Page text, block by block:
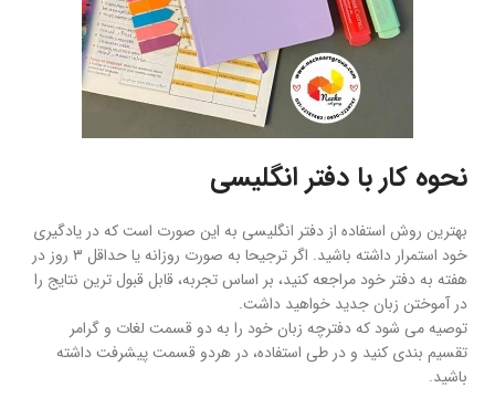
نحوه کار با دفتر انگلیسی
بهترین روش استفاده از دفتر انگلیسی به این صورت است که در یادگیری
خود استمرار داشته باشید. اگر ترجیحا به صورت روزانه یا حداقل ۳ روز در
هفته به دفتر خود مراجعه کنید، بر اساس تجربه، قابل قبول ترین نتایج را
در آموختن زبان جدید خواهید داشت.
توصیه می شود که دفترچه زبان خود را به دو قسمت لغات و گرامر
تقسیم بندی کنید و در طی استفاده، در هردو قسمت پیشرفت داشته
باشید.